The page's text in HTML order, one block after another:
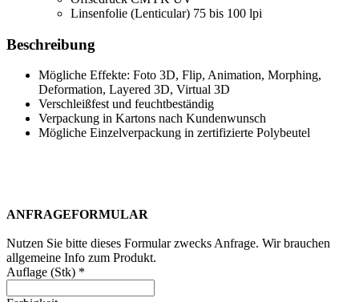
Linsenfolie (Lenticular) 75 bis 100 lpi
Beschreibung
Mögliche Effekte: Foto 3D, Flip, Animation, Morphing,
Deformation, Layered 3D, Virtual 3D
Verschleißfest und feuchtbeständig
Verpackung in Kartons nach Kundenwunsch
Mögliche Einzelverpackung in zertifizierte Polybeutel
ANFRAGEFORMULAR
Nutzen Sie bitte dieses Formular zwecks Anfrage. Wir brauchen
allgemeine Info zum Produkt.
Auflage (Stk) *